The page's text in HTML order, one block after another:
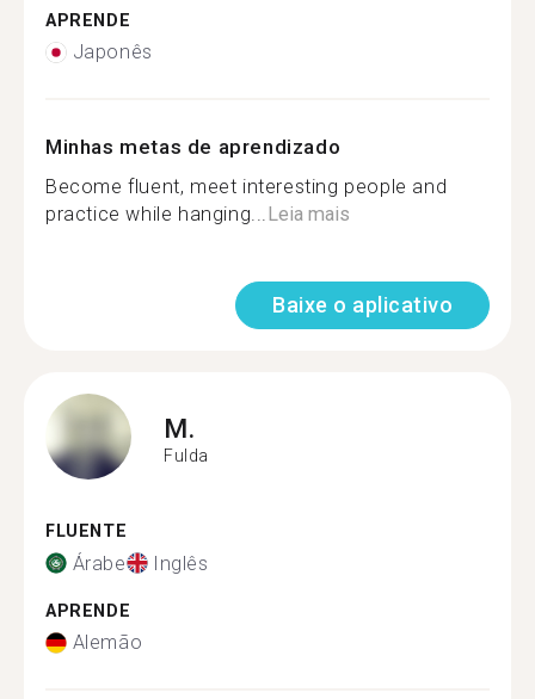
APRENDE
Japonês
Minhas metas de aprendizado
Become fluent, meet interesting people and
practice while hanging...Leia mais
Baixe o aplicativo
M.
Fulda
FLUENTE
Árabe Inglês
APRENDE
Alemão